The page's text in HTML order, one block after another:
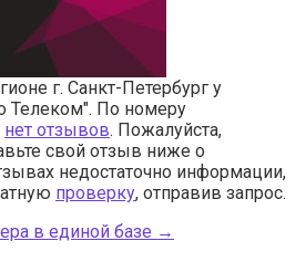
г. Санкт-Петербург у
Телеком". По номеру
нет отзывов. Пожалуйста,
свой отзыв ниже о
недостаточно информации,
проверку, отправив запрос.
в единой базе →